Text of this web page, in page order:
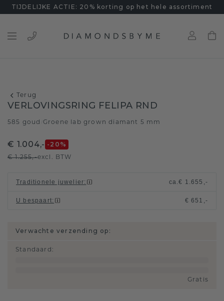
TIJDELIJKE ACTIE: 20% korting op het hele assortiment
Terug
VERLOVINGSRING FELIPA RND
585 goud Groene lab grown diamant 5 mm
€ 1.004,- -20 %
€ 1.255,-excl. BTW
Traditionele juwelier: ca.€ 1.655,-
U bespaart: € 651,-
Verwachte verzending op:
Standaard :
Gratis